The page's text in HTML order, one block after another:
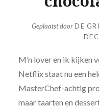
Geplaatst doorDE
M’n lover en ik kijken
Netflix staat nu een
MasterChef-achtig
maar taarten en